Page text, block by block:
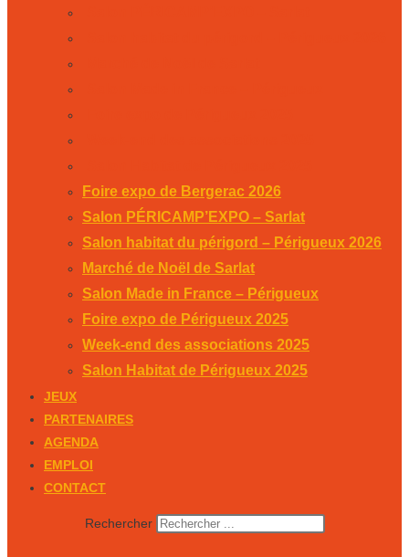
Foire expo de Bergerac 2026
Salon PÉRICAMP’EXPO – Sarlat
Salon habitat du périgord – Périgueux 2026
Marché de Noël de Sarlat
Salon Made in France – Périgueux
Foire expo de Périgueux 2025
Week-end des associations 2025
Salon Habitat de Périgueux 2025
JEUX
PARTENAIRES
AGENDA
EMPLOI
CONTACT
Rechercher